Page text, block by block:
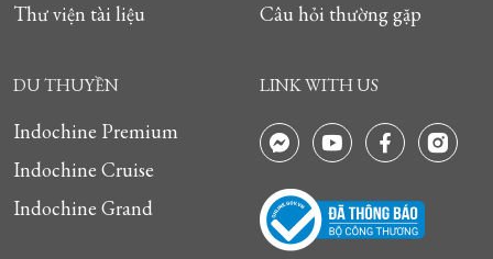
Thư viện tài liệu
Câu hỏi thường gặp
DU THUYỀN
Indochine Premium
Indochine Cruise
Indochine Grand
LINK WITH US